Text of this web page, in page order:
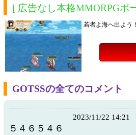
[ 広告なし本格MMORPGボ
若者よ海へ出よう
GOTSSの全てのコメント
2023/11/22 14:21
５４６５４６